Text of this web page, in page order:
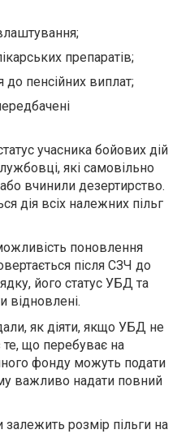
препаратів;
пенсійних виплат;
учасника бойових дій
які самовільно
вчинили дезертирство.
дія всіх належних пільг
поновлення
після СЗЧ до
його статус УБД та
відновлені.
як діяти, якщо УБД не
що перебуває на
фонду можуть подати
важливо надати повний
розмір пільги на